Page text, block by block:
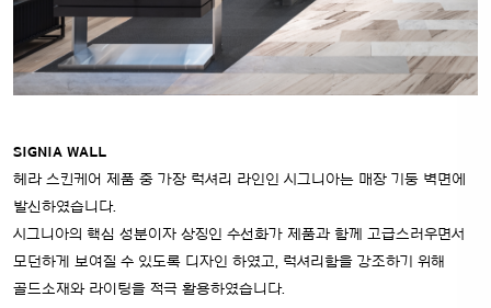
SIGNIA WALL
헤라 스킨케어 제품 중 가장 럭셔리 라인인 시그니아는 매장 기둥 벽면에
발신하였습니다.
시그니아의 핵심 성분이자 상징인 수선화가 제품과 함께 고급스러우면서
모던하게 보여질 수 있도록 디자인 하였고,
럭셔리함을 강조하기 위해
골드소재와 라이팅을 적극 활용하였습니다.